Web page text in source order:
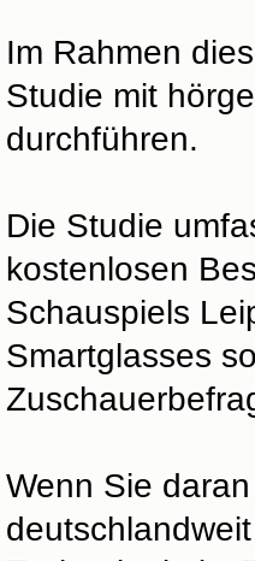
Im Rahmen
Studie mit
durchführen.
Die Studie
kostenlosen
Schauspiels
Smartglasses
Wenn Sie